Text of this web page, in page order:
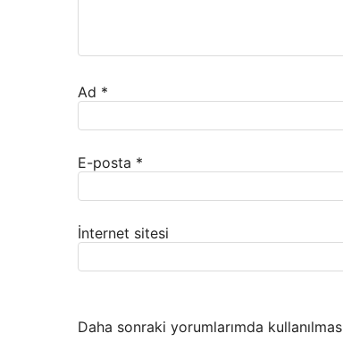
Ad *
E-posta *
İnternet sitesi
Daha sonraki yorumlarımda